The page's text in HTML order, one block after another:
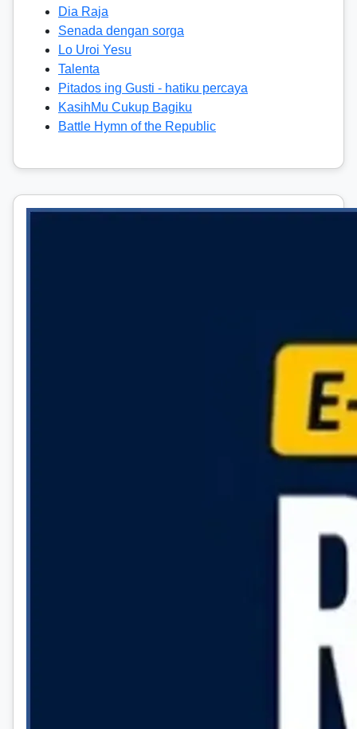
Dia Raja
Senada dengan sorga
Lo Uroi Yesu
Talenta
Pitados ing Gusti - hatiku percaya
KasihMu Cukup Bagiku
Battle Hymn of the Republic